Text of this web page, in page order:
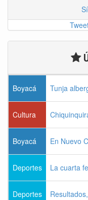
Boyacá Tunja
Cultura
Boyacá En Nuevo
Deportes La cuarta
Deportes